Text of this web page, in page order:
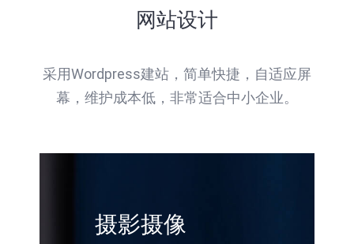
网站设计
采用Wordpress建站，简单快捷，自适应屏
幕，维护成本低，非常适合中小企业。
摄影摄像